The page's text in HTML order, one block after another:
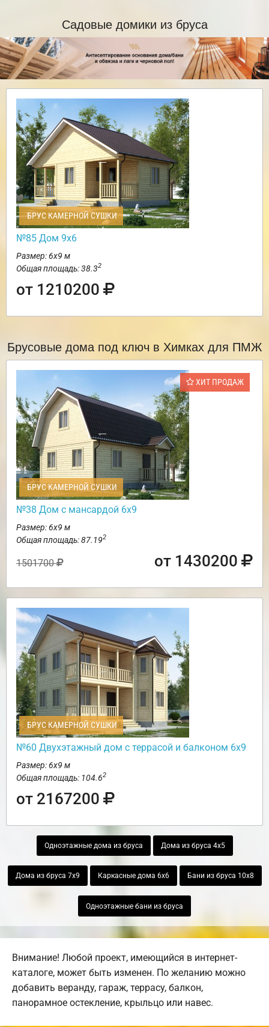
Садовые домики из бруса
БРУС КАМЕРНОЙ СУШКИ
№85 Дом 9х6
Размер: 6х9 м
Общая площадь: 38.32
от 1210200
Брусовые дома под ключ в Химках для ПМЖ
ХИТ ПРОДАЖ
БРУС КАМЕРНОЙ СУШКИ
№38 Дом с мансардой 6х9
Размер: 6х9 м
Общая площадь: 87.192
1501700 от 1430200
БРУС КАМЕРНОЙ СУШКИ
№60 Двухэтажный дом с террасой и балконом 6х9
Размер: 6х9 м
Общая площадь: 104.62
от 2167200
Одноэтажные дома из бруса Дома из бруса 4х5
Дома из бруса 7х9 Каркасные дома 6х6 Бани из бруса 10х8
Одноэтажные бани из бруса
Внимание! Любой проект, имеющийся в интернет-
каталоге, может быть изменен. По желанию можно
добавить веранду, гараж, террасу, балкон,
панорамное остекление, крыльцо или навес.